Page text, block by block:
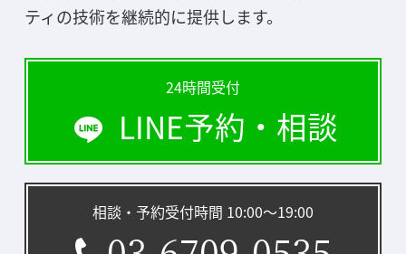
ティの技術を継続的に提供します。
相談・予約受付時間 10:00〜19:00
24時間受付
LINE予約・相談